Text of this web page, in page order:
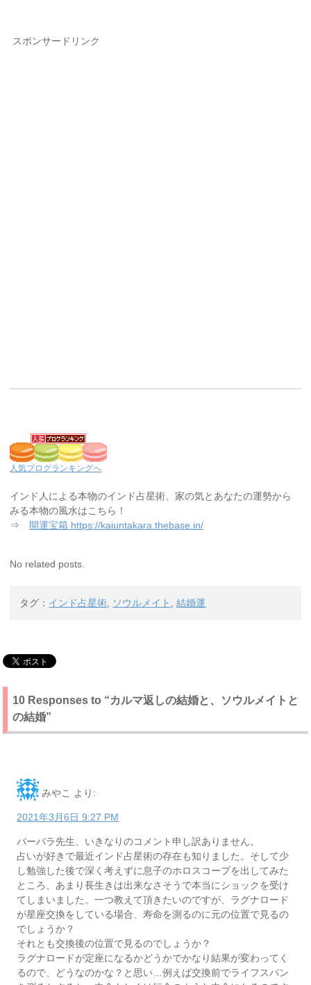
スポンサードリンク
人気ブログランキングへ
インド人による本物のインド占星術、家の気とあなたの運勢から
みる本物の風水はこちら！
⇒ 開運宝箱 https://kaiuntakara.thebase.in/
No related posts.
タグ： インド占星術, ソウルメイト ,結婚運
10 Responses to “カルマ返しの結婚と、ソウルメイトと
の結婚”
みやこ より:
2021年3月6日 9:27 PM
バーバラ先生、いきなりのコメント申し訳ありません。
占いが好きで最近インド占星術の存在も知りました。そして少
し勉強した後で深く考えずに息子のホロスコープを出してみた
ところ、あまり長生きは出来なさそうで本当にショックを受け
てしまいました。一つ教えて頂きたいのですが、ラグナロード
が星座交換をしている場合、寿命を測るのに元の位置で見るの
でしょうか？
それとも交換後の位置で見るのでしょうか？
ラグナロードが定座になるかどうかでかなり結果が変わってく
るので、どうなのかな？と思い…例えば交換前でライフスパン